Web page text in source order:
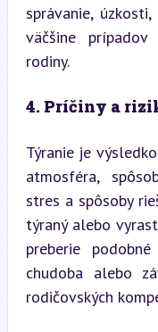
správanie,
väčšine
rodiny.
4. Príčiny a
Týranie je
atmosféra,
stres a spôsoby
týraný alebo
preberie
chudoba alebo
rodičovských